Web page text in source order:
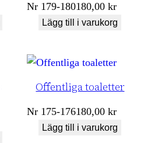
Nr 179-180180,00kr
Lägg till i varukorg
Offentliga toaletter
Nr 175-176180,00kr
Lägg till i varukorg